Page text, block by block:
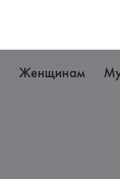
Женщинам